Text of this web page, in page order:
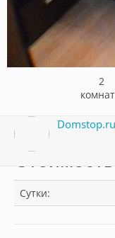
2
Domstop.ru
Сутки: